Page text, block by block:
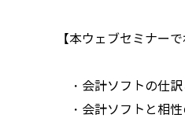
【本ウェブセミナーで
・会計ソフトの仕訳
・会計ソフトと相